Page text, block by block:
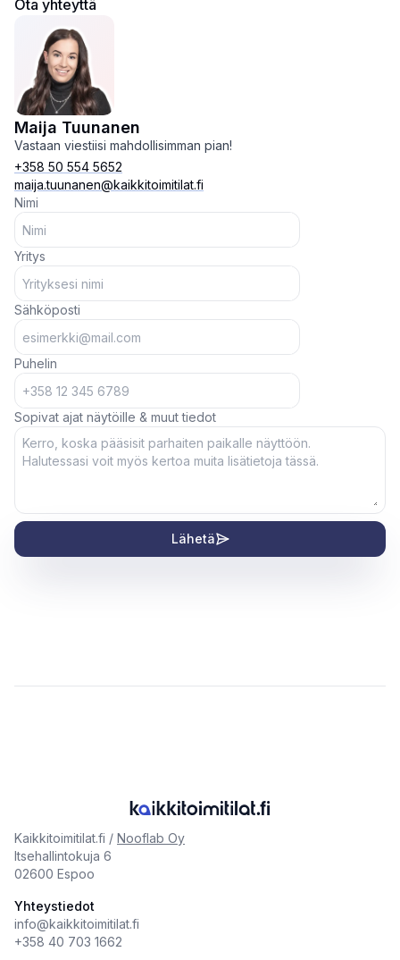
Ota yhteyttä
Maija Tuunanen
Vastaan viestiisi mahdollisimman pian!
+358 50 554 5652
maija.tuunanen@kaikkitoimitilat.fi
Nimi
Yritys
Sähköposti
Puhelin
Sopivat ajat näytöille & muut tiedot
Lähetä
Kaikkitoimitilat.fi / Nooflab Oy
Itsehallintokuja 6
02600 Espoo
Yhteystiedot
info@kaikkitoimitilat.fi
+358 40 703 1662